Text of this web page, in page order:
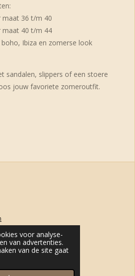
voor analyse-
van advertenties.
van de site gaat
maat 36 t/m 40
maat 40 t/m 44
Ibiza en zomerse look
sandalen, slippers of een stoere
jouw favoriete zomeroutfit.